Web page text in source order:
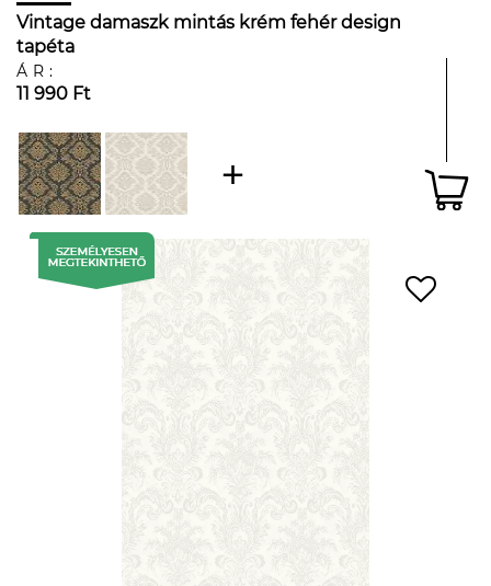
Vintage damaszk mintás krém fehér design
tapéta
ÁR:
11 990 Ft